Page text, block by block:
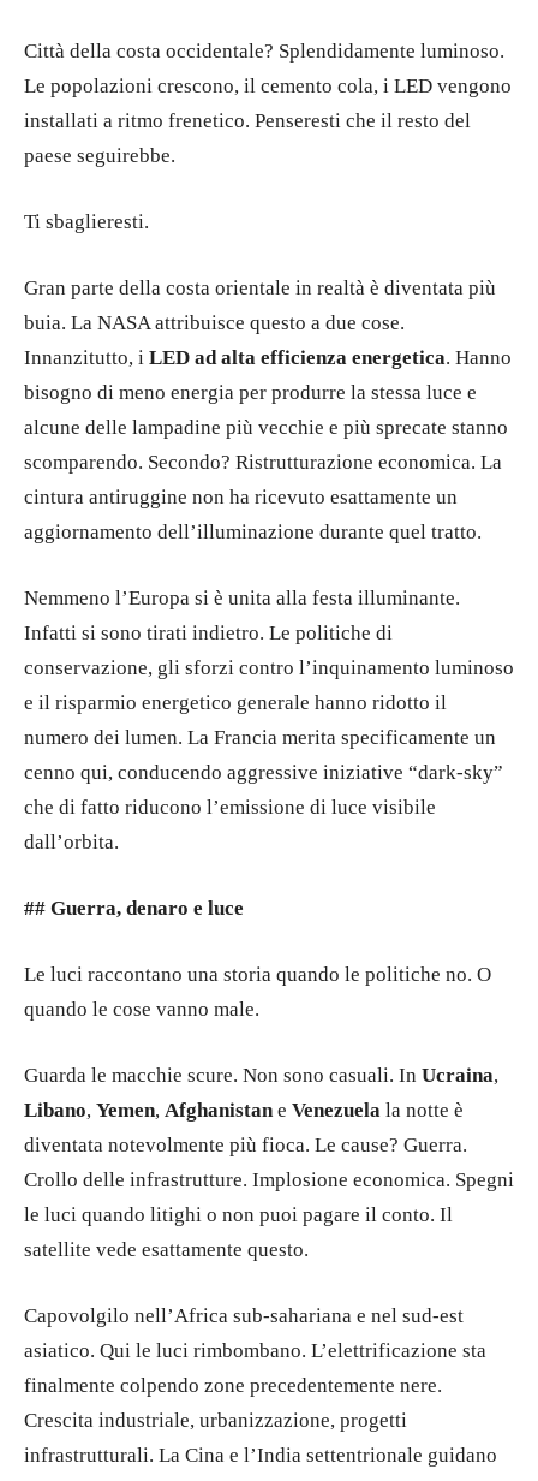
Città della costa occidentale? Splendidamente luminoso.
Le popolazioni crescono, il cemento cola, i LED vengono
installati a ritmo frenetico. Penseresti che il resto del
paese seguirebbe.
Ti sbaglieresti.
Gran parte della costa orientale in realtà è diventata più
buia. La NASA attribuisce questo a due cose.
Innanzitutto, i LED ad alta efficienza energetica. Hanno
bisogno di meno energia per produrre la stessa luce e
alcune delle lampadine più vecchie e più sprecate stanno
scomparendo. Secondo? Ristrutturazione economica. La
cintura antiruggine non ha ricevuto esattamente un
aggiornamento dell’illuminazione durante quel tratto.
Nemmeno l’Europa si è unita alla festa illuminante.
Infatti si sono tirati indietro. Le politiche di
conservazione, gli sforzi contro l’inquinamento luminoso
e il risparmio energetico generale hanno ridotto il
numero dei lumen. La Francia merita specificamente un
cenno qui, conducendo aggressive iniziative “dark-sky”
che di fatto riducono l’emissione di luce visibile
dall’orbita.
## Guerra, denaro e luce
Le luci raccontano una storia quando le politiche no. O
quando le cose vanno male.
Guarda le macchie scure. Non sono casuali. In Ucraina,
Libano, Yemen, Afghanistan e Venezuela la notte è
diventata notevolmente più fioca. Le cause? Guerra.
Crollo delle infrastrutture. Implosione economica. Spegni
le luci quando litighi o non puoi pagare il conto. Il
satellite vede esattamente questo.
Capovolgilo nell’Africa sub-sahariana e nel sud-est
asiatico. Qui le luci rimbombano. L’elettrificazione sta
finalmente colpendo zone precedentemente nere.
Crescita industriale, urbanizzazione, progetti
infrastrutturali. La Cina e l’India settentrionale guidano